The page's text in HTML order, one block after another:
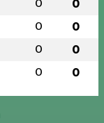
0 0
0 0
0 0
0 0